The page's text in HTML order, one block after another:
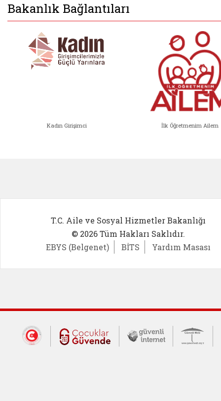
Bakanlık Bağlantıları
Kadın Girişimci İlk Öğretmenim Ailem
T.C. Aile ve Sosyal Hizmetler Bakanlığı
© 2026 Tüm Hakları Saklıdır.
EBYS (Belgenet)
BİTS Yardım Masası
Dış Bağlantılar
Cumhurbaşkanlığı İletişim Merkezi
Çocuklar Güvende (yeni
Güvenli